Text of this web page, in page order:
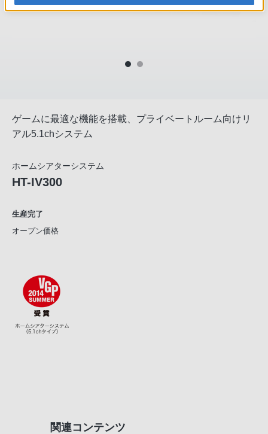
ゲームに最適な機能を搭載、プライベートルーム向けリ
アル5.1chシステム
ホームシアターシステム
HT-IV300
生産完了
オープン価格
関連コンテンツ